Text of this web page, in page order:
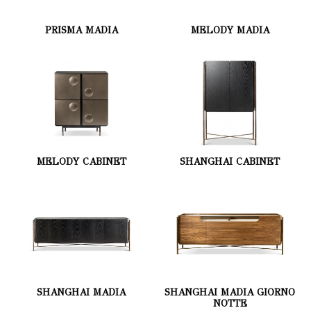
PRISMA MADIA MELODY MADIA
MELODY CABINET SHANGHAI CABINET
SHANGHAI MADIA
SHANGHAI MADIA GIORNO
NOTTE